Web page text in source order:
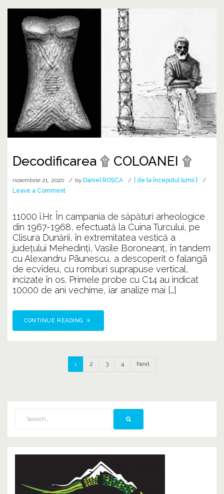
Decodificarea ۩ COLOANEI ۩
noiembrie 21, 2020 by Daniel ROȘCA
[ de la începutul lumii ]
Leave a Commenton
COLOANEI
۩
11000 î.Hr. În campania de săpături arheologice
din 1967-1968, efectuată la Cuina Turcului, pe
Clisura Dunării, în extremitatea vestică a
judeţului Mehedinţi, Vasile Boroneanţ, în tandem
cu Alexandru Pãunescu, a descoperit o falangã
de ecvideu, cu romburi suprapuse vertical,
incizate în os. Primele probe cu C14 au indicat
10000 de ani vechime, iar analize mai […]
CONTINUE READING
1 2 3 4 Next